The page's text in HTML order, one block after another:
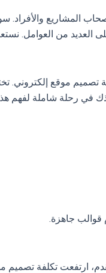
أكثر الأسئلة شيوعًا بين أصحاب المشاريع
العديد من العوامل.
تصميم موقع إلكتروني.
في رحلة شاملة لفهم
قوالب جاهزة.
ارتفعت تكلفة تصميم